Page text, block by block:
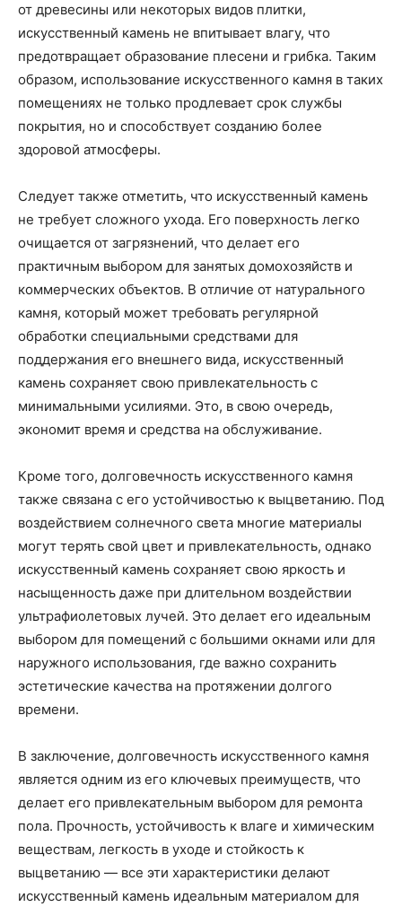
от древесины или некоторых видов плитки,
искусственный камень не впитывает влагу, что
предотвращает образование плесени и грибка. Таким
образом, использование искусственного камня в таких
помещениях не только продлевает срок службы
покрытия, но и способствует созданию более
здоровой атмосферы.
Следует также отметить, что искусственный камень
не требует сложного ухода. Его поверхность легко
очищается от загрязнений, что делает его
практичным выбором для занятых домохозяйств и
коммерческих объектов. В отличие от натурального
камня, который может требовать регулярной
обработки специальными средствами для
поддержания его внешнего вида, искусственный
камень сохраняет свою привлекательность с
минимальными усилиями. Это, в свою очередь,
экономит время и средства на обслуживание.
Кроме того, долговечность искусственного камня
также связана с его устойчивостью к выцветанию. Под
воздействием солнечного света многие материалы
могут терять свой цвет и привлекательность, однако
искусственный камень сохраняет свою яркость и
насыщенность даже при длительном воздействии
ультрафиолетовых лучей. Это делает его идеальным
выбором для помещений с большими окнами или для
наружного использования, где важно сохранить
эстетические качества на протяжении долгого
времени.
В заключение, долговечность искусственного камня
является одним из его ключевых преимуществ, что
делает его привлекательным выбором для ремонта
пола. Прочность, устойчивость к влаге и химическим
веществам, легкость в уходе и стойкость к
выцветанию — все эти характеристики делают
искусственный камень идеальным материалом для